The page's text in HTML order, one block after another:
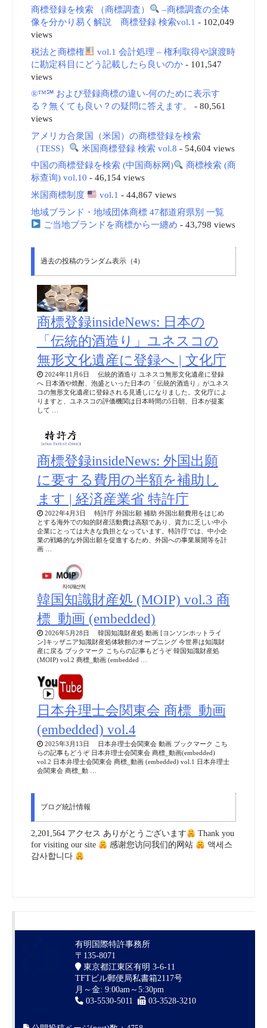
商標登録を検索 （商標調査）
–商標調査の全体
像を分かり易く解説 商標登録 検索vol.1 - 102,049
views
税法と商標権
vol.1 会計処理 – 権利取得や譲渡時
に勘定科目にどう記載したら良いのか- 101,547
views
®™℠ および登録商標の違い-何のために表示す
る？無くても良い？の疑問に答えます。
- 80,561
views
アメリカ合衆国（米国）の商標登録を検索
（TESS）
米国商標登録 検索 vol.8 - 54,604 views
中国の商標登録を検索 (中国商标网)
商標検索 (商
标查询) vol.10 - 46,154 views
米国商標制度
vol.1 - 44,867 views
地域ブランド・地域団体商標 47都道府県別 一覧
ご当地ブランドを商標から一纏め - 43,798 views
過去の投稿のランダム表示（4）
商標登録insideNews: 日本の
「伝統的酒造り」ユネスコの
無形文化遺産に登録へ | 文化庁
2024年11月6日 伝統的酒造り ユネスコ無形文化遺産に登録
へ 日本酒や焼酎、泡盛といった日本の「伝統的酒造り」がユネス
コの無形文化遺産に登録される見通しになりました。文化庁によ
りますと、ユネスコの評価機関は日本時間の5日朝、日本が提案
して …
商標登録insideNews: 外国出願
に要する費用の半額を補助し
ます | 経済産業省 特許庁
2022年4月3日 特許庁 外国出願 補助 外国出願費用をはじめ
とする海外での知的財産活動費は高額であり、資力に乏しい中小
企業にとっては大きな負担となっています。特許庁では、中小企
業の戦略的な外国出願を促進するため、外国への事業展開等を計
画 …
韓国知識財産処 (MOIP) vol.3 商
標_動画 (embedded)
2026年5月28日 韓国知識財産処 動画 [ヨンソンホットライ
ン]キッザニア知識財産処体験館のオープニング 今世界は知識財
産に戻る ブックマーク こちらの記事もどうぞ 韓国知識財産処
(MOIP) vol.2 商標_動画 (embedded …
日本弁理士会関東会 商標_動画
(embedded) vol.4
2025年3月13日 日本弁理士会関東会 動画 ブックマーク こち
らの記事もどうぞ 日本弁理士会関東会 商標_動画(embedded)
vol.2 日本弁理士会関東会 商標_動画 (embedded) vol.1 日本弁理士
会関東会 商標_動 …
ブログ統計情報
2,201,564 アクセス ありがとうございます
Thank you
for visiting our site
感谢您访问我们的网站
액세스
감사합니다
有明国際特許事務所
〒135-8071
東京都江東区有明 3-6-11
TFTビル郵便局私書箱2117号
月～金: 9:00am～5:30pm
03-5530-5011
03-3528-3210